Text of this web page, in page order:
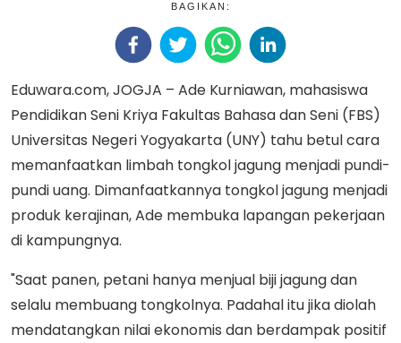
BAGIKAN:
Eduwara.com, JOGJA – Ade Kurniawan, mahasiswa
Pendidikan Seni Kriya Fakultas Bahasa dan Seni (FBS)
Universitas Negeri Yogyakarta (UNY) tahu betul cara
memanfaatkan limbah tongkol jagung menjadi pundi-
pundi uang. Dimanfaatkannya tongkol jagung menjadi
produk kerajinan, Ade membuka lapangan pekerjaan
di kampungnya.
"Saat panen, petani hanya menjual biji jagung dan
selalu membuang tongkolnya. Padahal itu jika diolah
mendatangkan nilai ekonomis dan berdampak positif